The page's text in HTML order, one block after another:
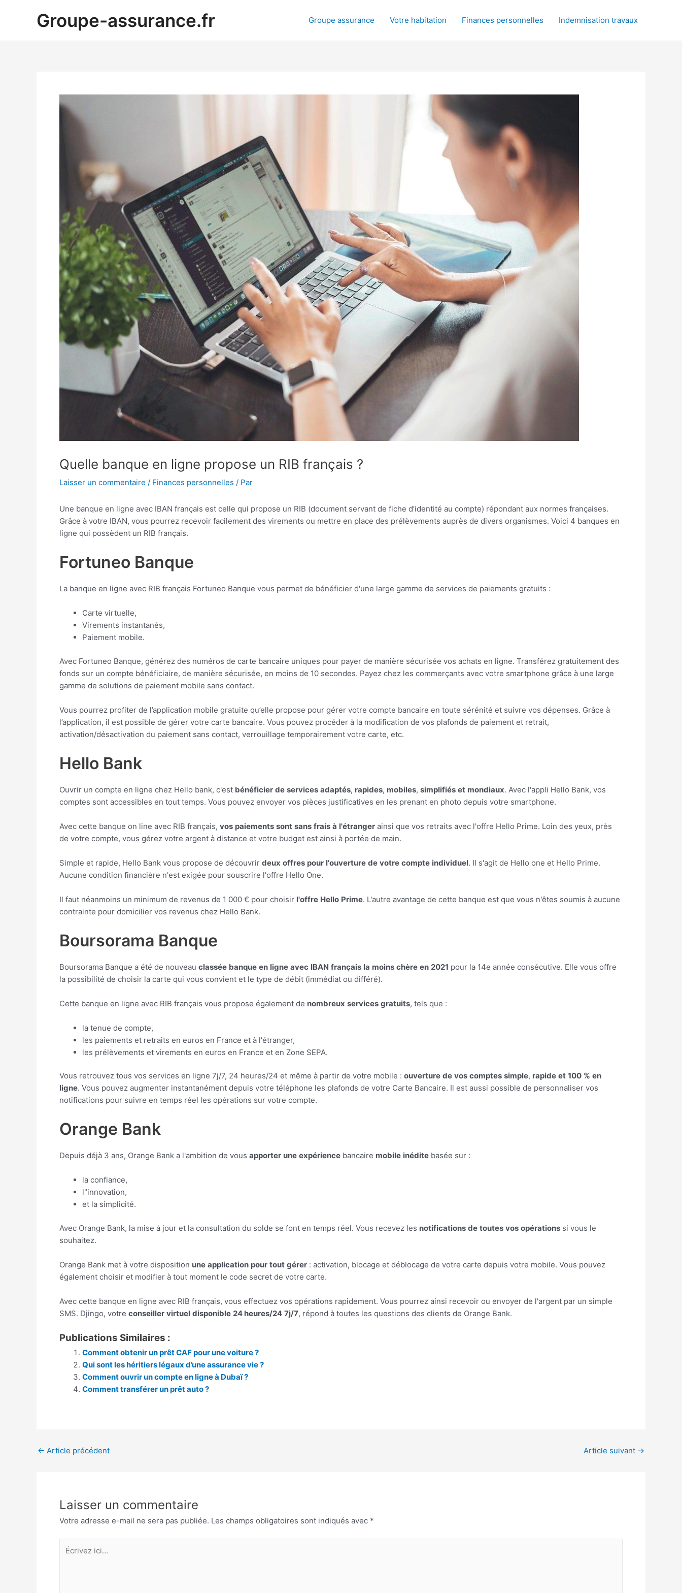
Groupe-assurance.fr Groupe assurance Votre habitation Finances personnelles Indemnisation travaux
Quelle banque en ligne propose un RIB français ?
Laisser un commentaire / Finances personnelles / Par
Une banque en ligne avec IBAN français est celle qui propose un RIB (document servant de fiche d’identité au compte) répondant aux normes françaises.
Grâce à votre IBAN, vous pourrez recevoir facilement des virements ou mettre en place des prélèvements auprès de divers organismes. Voici 4 banques en
ligne qui possèdent un RIB français.
Fortuneo Banque
La banque en ligne avec RIB français Fortuneo Banque vous permet de bénéficier d'une large gamme de services de paiements gratuits :
Carte virtuelle,
Virements instantanés,
Paiement mobile.
Avec Fortuneo Banque, générez des numéros de carte bancaire uniques pour payer de manière sécurisée vos achats en ligne. Transférez gratuitement des
fonds sur un compte bénéficiaire, de manière sécurisée, en moins de 10 secondes. Payez chez les commerçants avec votre smartphone grâce à une large
gamme de solutions de paiement mobile sans contact.
Vous pourrez profiter de l’application mobile gratuite qu’elle propose pour gérer votre compte bancaire en toute sérénité et suivre vos dépenses. Grâce à
l’application, il est possible de gérer votre carte bancaire. Vous pouvez procéder à la modification de vos plafonds de paiement et retrait,
activation/désactivation du paiement sans contact, verrouillage temporairement votre carte, etc.
Hello Bank
Ouvrir un compte en ligne chez Hello bank, c'est bénéficier de services adaptés, rapides, mobiles, simplifiés et mondiaux. Avec l'appli Hello Bank, vos
comptes sont accessibles en tout temps. Vous pouvez envoyer vos pièces justificatives en les prenant en photo depuis votre smartphone.
Avec cette banque on line avec RIB français, vos paiements sont sans frais à l'étranger ainsi que vos retraits avec l'offre Hello Prime. Loin des yeux, près
de votre compte, vous gérez votre argent à distance et votre budget est ainsi à portée de main.
Simple et rapide, Hello Bank vous propose de découvrir deux offres pour l'ouverture de votre compte individuel. Il s'agit de Hello one et Hello Prime.
Aucune condition financière n'est exigée pour souscrire l'offre Hello One.
Il faut néanmoins un minimum de revenus de 1 000 € pour choisir l'offre Hello Prime. L'autre avantage de cette banque est que vous n'êtes soumis à aucune
contrainte pour domicilier vos revenus chez Hello Bank.
Boursorama Banque
Boursorama Banque a été de nouveau classée banque en ligne avec IBAN français la moins chère en 2021 pour la 14e année consécutive. Elle vous offre
la possibilité de choisir la carte qui vous convient et le type de débit (immédiat ou différé).
Cette banque en ligne avec RIB français vous propose également de nombreux services gratuits, tels que :
la tenue de compte,
les paiements et retraits en euros en France et à l'étranger,
les prélèvements et virements en euros en France et en Zone SEPA.
Vous retrouvez tous vos services en ligne 7j/7, 24 heures/24 et même à partir de votre mobile : ouverture de vos comptes simple, rapide et 100 % en
ligne. Vous pouvez augmenter instantanément depuis votre téléphone les plafonds de votre Carte Bancaire. Il est aussi possible de personnaliser vos
notifications pour suivre en temps réel les opérations sur votre compte.
Orange Bank
Depuis déjà 3 ans, Orange Bank a l'ambition de vous apporter une expérience bancaire mobile inédite basée sur :
la confiance,
l'’innovation,
et la simplicité.
Avec Orange Bank, la mise à jour et la consultation du solde se font en temps réel. Vous recevez les notifications de toutes vos opérations si vous le
souhaitez.
Orange Bank met à votre disposition une application pour tout gérer : activation, blocage et déblocage de votre carte depuis votre mobile. Vous pouvez
également choisir et modifier à tout moment le code secret de votre carte.
Avec cette banque en ligne avec RIB français, vous effectuez vos opérations rapidement. Vous pourrez ainsi recevoir ou envoyer de l'argent par un simple
SMS. Djingo, votre conseiller virtuel disponible 24 heures/24 7j/7, répond à toutes les questions des clients de Orange Bank.
Publications Similaires :
Comment obtenir un prêt CAF pour une voiture ?
Qui sont les héritiers légaux d’une assurance vie ?
Comment ouvrir un compte en ligne à Dubaï ?
Comment transférer un prêt auto ?
Navigation
← Article précédent Article suivant →
Laisser un commentaire
Votre adresse e-mail ne sera pas publiée. Les champs obligatoires sont indiqués avec *
Écrivez
ici…